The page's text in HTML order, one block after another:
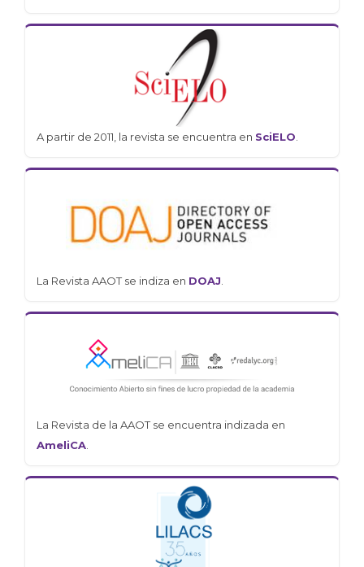
A partir de 2011, la revista se encuentra en SciELO.
La Revista AAOT se indiza en DOAJ.
La Revista de la AAOT se encuentra indizada en
AmeliCA.